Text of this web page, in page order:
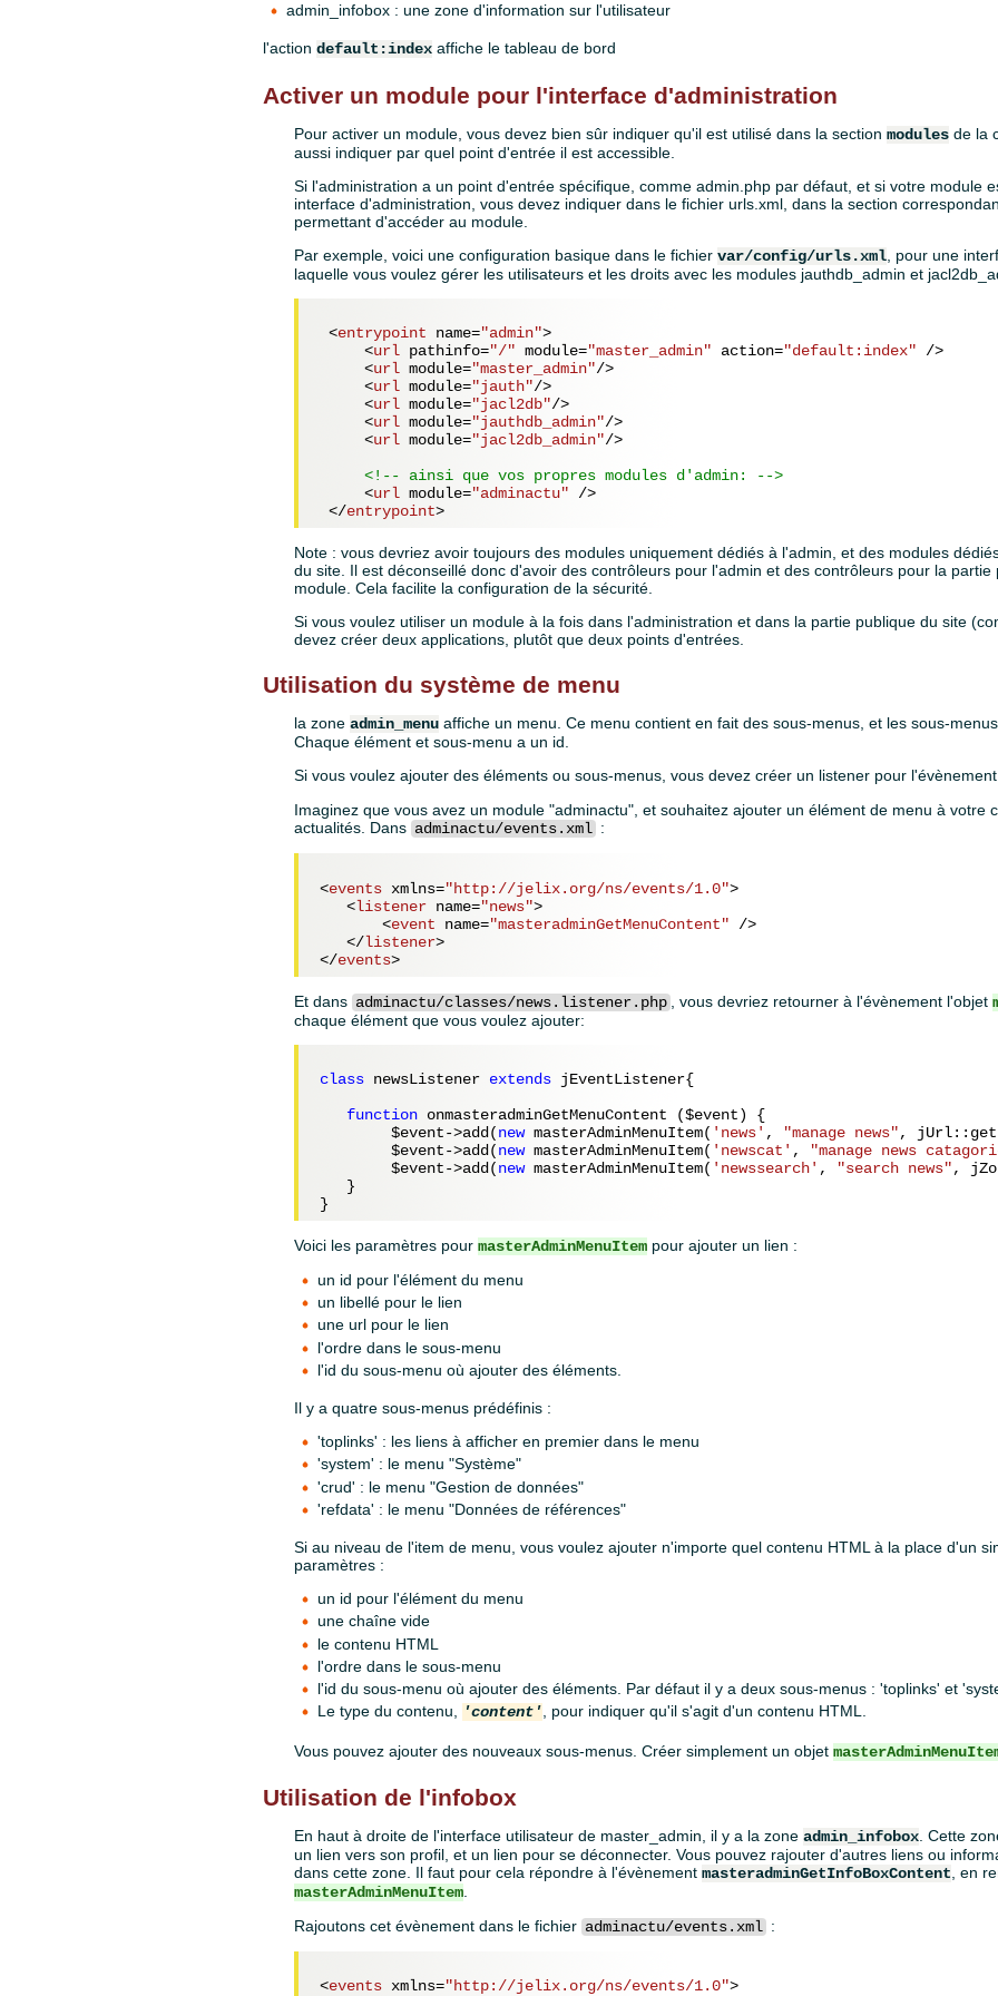
admin_infobox : une zone d'information sur l'utilisateur
l'actiondefault:index affiche le tableau de bord
Activer un module pour l'interface d'administration
Pour activer un module, vous devez bien sûr indiquer qu'il est utilisé dans la sectionmodules de la
aussi indiquer par quel point d'entrée il est accessible.
Si l'administration a un point d'entrée spécifique, comme admin.php par défaut, et si votre module
interface d'administration, vous devez indiquer dans le fichier urls.xml, dans la section
permettant d'accéder au module.
Par exemple, voici une configuration basique dans le fichiervar/config/urls.xml , pour une
laquelle vous voulez gérer les utilisateurs et les droits avec les modules jauthdb_admin et
<entrypoint name="admin">
<url pathinfo="/" module="master_admin" action="default:index" />
<url module="master_admin"/>
<url module="jauth"/>
<url module="jacl2db"/>
<url module="jauthdb_admin"/>
<url module="jacl2db_admin"/>
<!-- ainsi que vos propres modules d'admin: -->
<url module="adminactu" />
</entrypoint>
Note : vous devriez avoir toujours des modules uniquement dédiés à l'admin, et des modules
du site. Il est déconseillé donc d'avoir des contrôleurs pour l'admin et des contrôleurs pour la
module. Cela facilite la configuration de la sécurité.
Si vous voulez utiliser un module à la fois dans l'administration et dans la partie publique du site
devez créer deux applications, plutôt que deux points d'entrées.
Utilisation du système de menu
la zoneadmin_menu affiche un menu. Ce menu contient en fait des sous-menus, et les sous-
Chaque élément et sous-menu a un id.
Si vous voulez ajouter des éléments ou sous-menus, vous devez créer un listener pour
Imaginez que vous avez un module "adminactu", et souhaitez ajouter un élément de menu à votre
actualités. Dans adminactu/events.xml :
<events xmlns="http://jelix.org/ns/events/1.0">
<listener name="news">
<event name="masteradminGetMenuContent" />
</listener>
</events>
Et dans adminactu/classes/news.listener.php , vous devriez retourner à l'évènement l'objet
chaque élément que vous voulez ajouter:
class newsListener extends jEventListener{
function onmasteradminGetMenuContent ($event) {
$event->add(new masterAdminMenuItem( 'news' , "manage news",
$event->add(new masterAdminMenuItem( 'newscat' ,
"manage news
$event->add(new masterAdminMenuItem( 'newssearch' , "search news",
   }
Voici les paramètres pourmasterAdminMenuItem pour ajouter un lien :
un id pour l'élément du menu
un libellé pour le lien
une url pour le lien
l'ordre dans le sous-menu
l'id du sous-menu où ajouter des éléments.
Il y a quatre sous-menus prédéfinis :
'toplinks' : les liens à afficher en premier dans le menu
'system' : le menu "Système"
'crud' : le menu "Gestion de données"
'refdata' : le menu "Données de références"
Si au niveau de l'item de menu, vous voulez ajouter n'importe quel contenu HTML à la place d'un
paramètres :
un id pour l'élément du menu
une chaîne vide
le contenu HTML
l'ordre dans le sous-menu
l'id du sous-menu où ajouter des éléments. Par défaut il y a deux sous-menus : 'toplinks' et
Le type du contenu, 'content', pour indiquer qu'il s'agit d'un contenu HTML.
Vous pouvez ajouter des nouveaux sous-menus. Créer simplement un objet
Utilisation de l'infobox
En haut à droite de l'interface utilisateur de master_admin, il y a la zoneadmin_infobox . Cette
un lien vers son profil, et un lien pour se déconnecter. Vous pouvez rajouter d'autres liens ou
dans cette zone. Il faut pour cela répondre à l'évènementmasteradminGetInfoBoxContent , en
masterAdminMenuItem
Rajoutons cet évènement dans le fichier adminactu/events.xml :
<events xmlns="http://jelix.org/ns/events/1.0">